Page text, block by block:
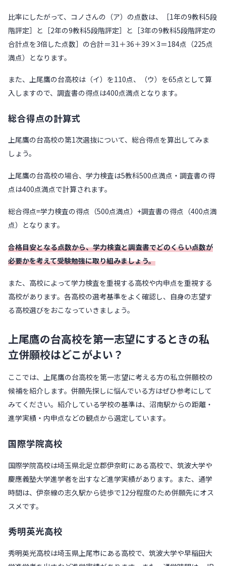
比率にしたがって、コノさんの（ア）の点数は、［1年の9教科5段
階評定］と［2年の9教科5段階評定］と［3年の9教科5段階評定の
合計点を3倍した点数］の合計＝31＋36＋39×3＝184点（225点
満点）となります。
また、上尾鷹の台高校は（イ）を110点、（ウ）を65点として算
入しますので、調査書の得点は400点満点となります。
総合得点の計算式
上尾鷹の台高校の第1次選抜について、総合得点を算出してみま
しょう。
上尾鷹の台高校の場合、学力検査は5教科500点満点・調査書の得
点は400点満点で計算されます。
総合得点=学力検査の得点（500点満点）+調査書の得点（400点満
点）となります。
合格目安となる点数から、学力検査と調査書でどのくらい点数が
必要かを考えて受験勉強に取り組みましょう。
また、高校によって学力検査を重視する高校や内申点を重視する
高校があります。各高校の選考基準をよく確認し、自身の志望す
る高校選びをおこなっていきましょう。
上尾鷹の台高校を第一志望にするときの私
立併願校はどこがよい？
ここでは、上尾鷹の台高校を第一志望に考える方の私立併願校の
候補を紹介します。併願先探しに悩んでいる方はぜひ参考にして
みてください。紹介している学校の基準は、沼南駅からの距離・
進学実績・内申点などの観点から選定しています。
国際学院高校
国際学院高校は埼玉県北足立郡伊奈町にある高校で、筑波大学や
慶應義塾大学進学者を出すなど進学実績があります。また、通学
時間は、伊奈線の志久駅から徒歩で12分程度のため併願先にオス
スメです。
秀明英光高校
秀明英光高校は埼玉県上尾市にある高校で、筑波大学や早稲田大